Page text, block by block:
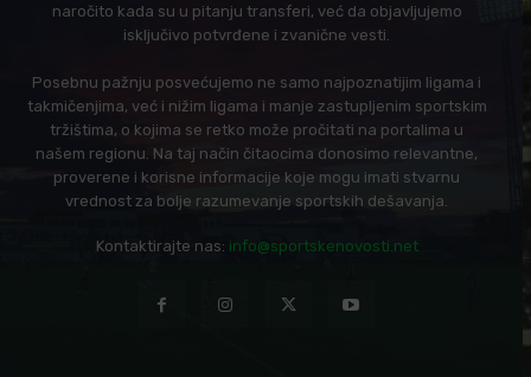
naročito kada su u pitanju transferi, već da objavljujemo
isključivo potvrđene i zvanične vesti.
Posebnu pažnju posvećujemo ne samo najpoznatijim ligama i
takmičenjima, već i nižim ligama i manje zastupljenim sportskim
tržištima, o kojima se retko može pročitati na portalima u
našem regionu. Na taj način čitaocima donosimo relevantne,
proverene i korisne informacije koje mogu imati stvarnu
vrednost za bolje razumevanje sportskih dešavanja.
Kontaktirajte nas: info@sportskenovosti.net